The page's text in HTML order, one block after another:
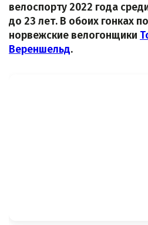
велоспорту 2022 года
до 23 лет. В обоих гонках
норвежские велогонщики
Вереншельд.